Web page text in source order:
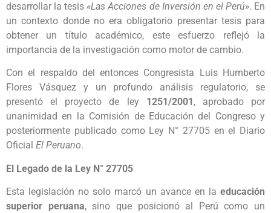
desarrollar la tesis «Las Acciones de Inversión en el Perú». En
un contexto donde no era obligatorio presentar tesis para
obtener un título académico, este esfuerzo reflejó la
importancia de la investigación como motor de cambio.
Con el respaldo del entonces Congresista Luis Humberto
Flores Vásquez y un profundo análisis regulatorio, se
presentó el proyecto de ley 1251/2001 , aprobado por
unanimidad en la Comisión de Educación del Congreso y
posteriormente publicado como Ley N° 27705 en el Diario
Oficial El Peruano.
El Legado de la Ley N° 27705
Esta legislación no solo marcó un avance en la educación
superior peruana, sino que posicionó al Perú como un